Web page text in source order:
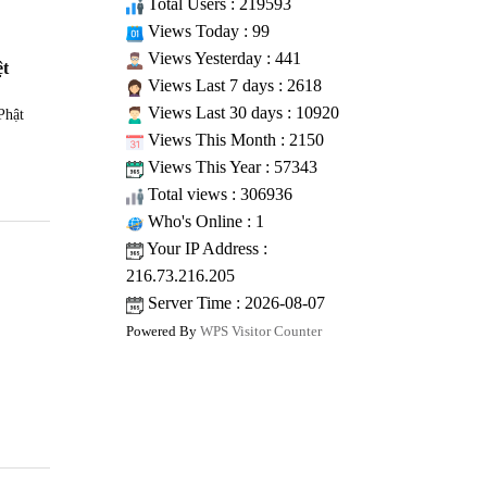
Total Users : 219593
Views Today : 99
Views Yesterday : 441
Views Last 7 days : 2618
Views Last 30 days : 10920
Views This Month : 2150
Views This Year : 57343
Total views : 306936
Who's Online : 1
Your IP Address :
216.73.216.205
Server Time : 2026-08-07
Powered By WPS Visitor Counter